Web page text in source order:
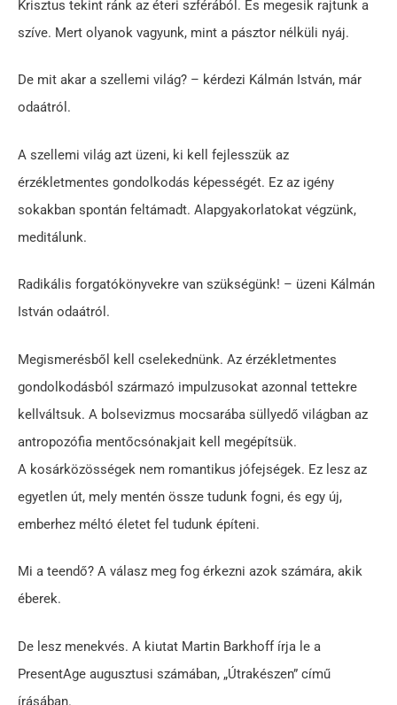
Krisztus tekint ránk az éteri szférából. És megesik rajtunk a
szíve. Mert olyanok vagyunk, mint a pásztor nélküli nyáj.
De mit akar a szellemi világ? – kérdezi Kálmán István, már
odaátról.
A szellemi világ azt üzeni, ki kell fejlesszük az
érzékletmentes gondolkodás képességét. Ez az igény
sokakban spontán feltámadt. Alapgyakorlatokat végzünk,
meditálunk.
Radikális forgatókönyvekre van szükségünk! – üzeni Kálmán
István odaátról.
Megismerésből kell cselekednünk. Az érzékletmentes
gondolkodásból származó impulzusokat azonnal tettekre
kellváltsuk. A bolsevizmus mocsarába süllyedő világban az
antropozófia mentőcsónakjait kell megépítsük.
A kosárközösségek nem romantikus jófejségek. Ez lesz az
egyetlen út, mely mentén össze tudunk fogni, és egy új,
emberhez méltó életet fel tudunk építeni.
Mi a teendő? A válasz meg fog érkezni azok számára, akik
éberek.
De lesz menekvés. A kiutat Martin Barkhoff írja le a
PresentAge augusztusi számában, „Útrakészen” című
írásában.